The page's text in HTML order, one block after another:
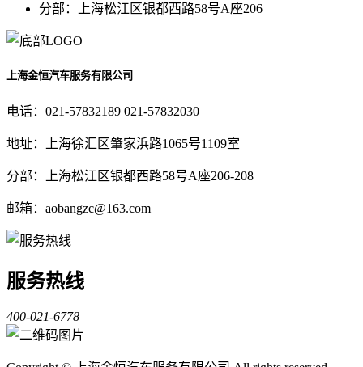
分部：上海松江区银都西路58号A座206
上海金恒汽车服务有限公司
电话：021-57832189 021-57832030
地址：上海徐汇区肇家浜路1065号1109室
分部：上海松江区银都西路58号A座206-208
邮箱：aobangzc@163.com
服务热线
400-021-6778